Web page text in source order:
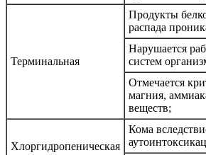
Терминальная
Продукты
распада
Нарушается
систем
Отмечается
магния,
веществ;
Хлоргидропеническая
Кома